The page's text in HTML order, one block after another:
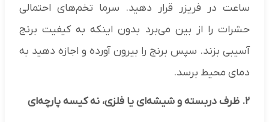
ساعت در فریزر قرار دهید. سرما تخم‌های احتمالی
حشرات را از بین می‌برد بدون اینکه به کیفیت برنج
آسیبی بزند. سپس برنج را بیرون آورده و اجازه دهید به
دمای محیط برسد.
۲. ظرف دربسته و شیشه‌ای یا فلزی، نه کیسه پارچه‌ای